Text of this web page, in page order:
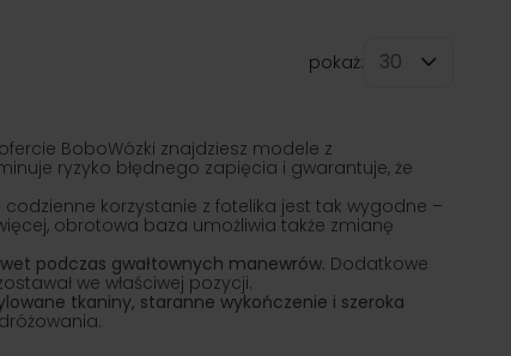
pokaż:
BoboWózki znajdziesz modele z
ryzyko błędnego zapięcia i gwarantuje, że
codzienne korzystanie z fotelika jest tak wygodne –
obrotowa baza umożliwia także zmianę
podczas gwałtownych manewrów. Dodatkowe
we właściwej pozycji.
tkaniny, staranne wykończenie i szeroka